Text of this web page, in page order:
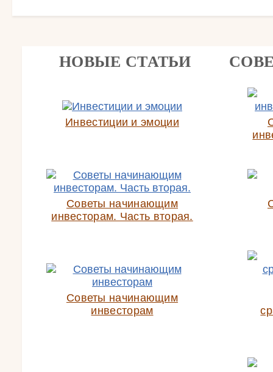
НОВЫЕ СТАТЬИ
Инвестиции и эмоции
Советы начинающим
инвесторам. Часть вторая.
Советы начинающим
инвесторам